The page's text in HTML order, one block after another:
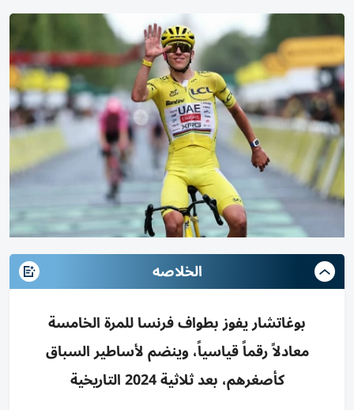
الخلاصه
بوغاتشار يفوز بطواف فرنسا للمرة الخامسة
معادلاً رقماً قياسياً، وينضم لأساطير السباق
كأصغرهم، بعد ثلاثية 2024 التاريخية